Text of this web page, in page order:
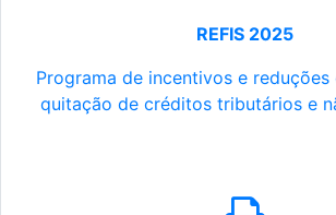
REFIS 2025
Programa de incentivos e reduções
quitação de créditos tributários e